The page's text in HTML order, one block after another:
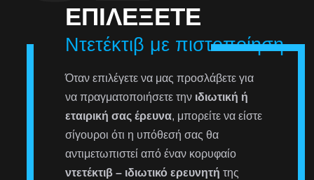
ΕΠΙΛΈΞΕΤΕ
Ντετέκτιβ με πιστοποίηση
Όταν επιλέγετε να μας προσλάβετε για
να πραγματοποιήσετε την ιδιωτική ή
εταιρική σας έρευνα, μπορείτε να είστε
σίγουροι ότι η υπόθεσή σας θα
αντιμετωπιστεί από έναν κορυφαίο
ντετέκτιβ – ιδιωτικό ερευνητή της